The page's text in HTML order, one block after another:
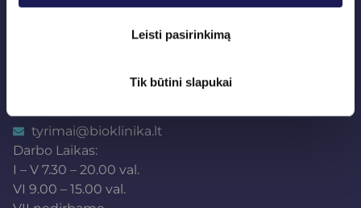
Leisti pasirinkimą
Tik būtini slapukai
Ateities medicina
+370 (37) 750866
tyrimai@bioklinika.lt
Darbo Laikas:
I – V 7.30 – 20.00 val.
VI 9.00 – 15.00 val.